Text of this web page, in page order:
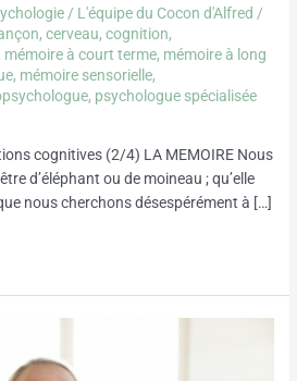
/ L'équipe du Cocon d'Alfred /
,cerveau,cognition,
mémoire à court terme, mémoire à long
, mémoire sensorielle,
, psychologue spécialisée
cognitives (2/4) LA MEMOIRE Nous
d’éléphant ou de moineau ; qu’elle
nous cherchons désespérément à […]